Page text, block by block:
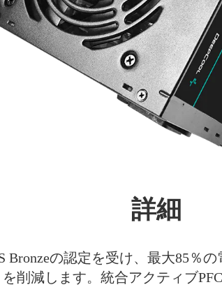
詳細
Bronzeの認定を受け、最大85％
削減します。統合アクティブ